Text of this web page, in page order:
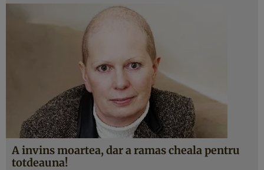
A invins moartea, dar a ramas cheala pentru
totdeauna!